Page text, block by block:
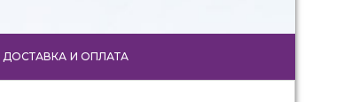
ДОСТАВКА И ОПЛАТА